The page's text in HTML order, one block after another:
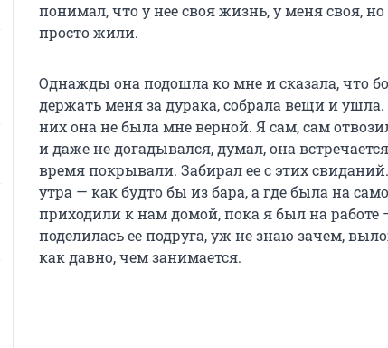
понимал, что у нее своя жизнь, у меня своя,
просто жили.
Однажды она подошла ко мне и сказала, что
держать меня за дурака, собрала вещи и
них она не была мне верной. Я сам, сам
и даже не догадывался, думал, она
время покрывали. Забирал ее с этих
утра — как будто бы из бара, а где была на
приходили к нам домой, пока я был на
поделилась ее подруга, уж не знаю зачем,
как давно, чем занимается.